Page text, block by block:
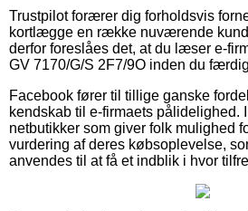
Trustpilot forærer dig forholdsvis
kortlægge en række nuværende
derfor foreslåes det, at du læser e-
GV 7170/G/S 2F7/9O inden du
Facebook fører til tillige ganske
kendskab til e-firmaets pålidelighed.
netbutikker som giver folk mulighed
vurdering af deres købsoplevelse,
anvendes til at få et indblik i hvor